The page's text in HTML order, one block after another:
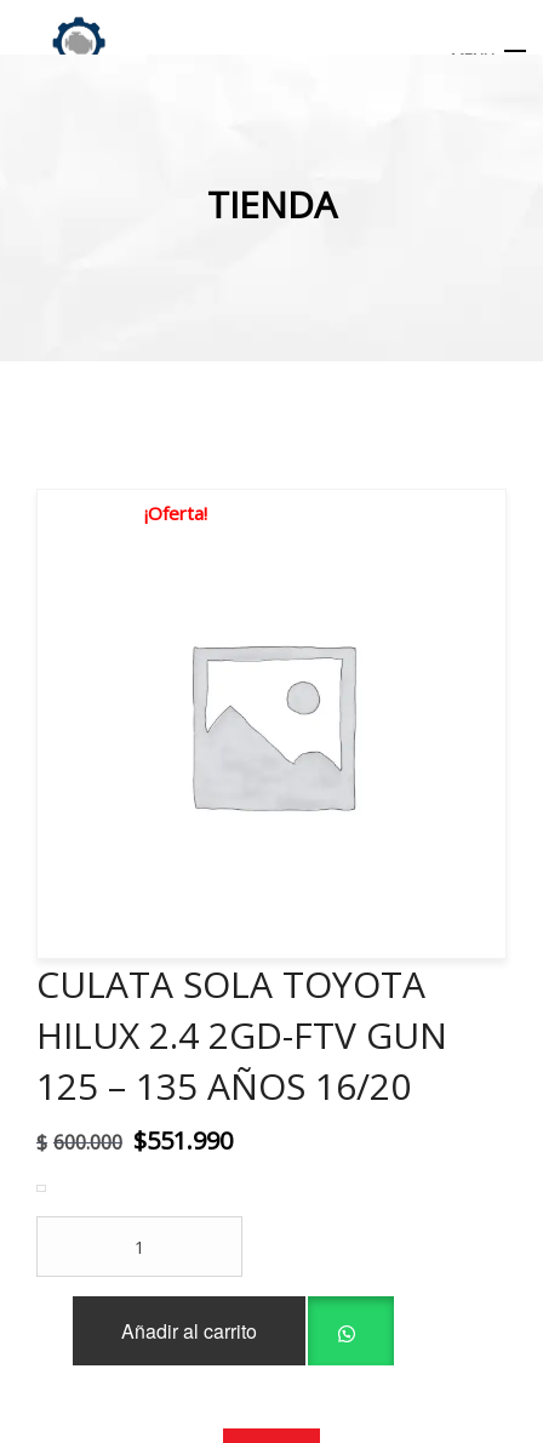
MENU
TIENDA
¡Oferta!
CULATA SOLA TOYOTA
HILUX 2.4 2GD-FTV GUN
125 – 135 AÑOS 16/20
$ 600.000 El
original
era:
$600.000.
$551.990El
actual
$551.990.
TOYOTA
Añadir al carrito